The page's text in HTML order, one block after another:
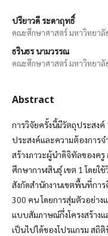
ปรียาวดี ระดาฤทธิ์
คณะศึกษาศาสตร์ มหาวิทยาลั
ธรินธร นามวรรณ
คณะศึกษาศาสตร์ มหาวิทยาลั
Abstract
การวิจัยครั้งนี้มีวัตถุประส
ประสงค์และความต้องการจ
สร้างภาวะผู้นำดิจิทัลของค
ศึกษากาฬสินธุ์ เขต 1 โดยใ
สังกัดสำนักงานเขตพื้นที่กา
300 คน โดยการสุ่มตัวอย่า
แบบสัมภาษณ์กึ่งโครงสร้าง
เป็นไปได้ของโปรแกรม สถิ